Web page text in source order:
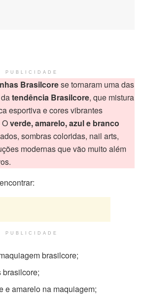
PUBLICIDADE
Brasilcorese tornaram uma das
tendência Brasilcore, que mistura
esportiva e cores vibrantes
verde, amarelo, azul e branco
sombras coloridas, nail arts,
modernas que vão muito além
PUBLICIDADE
brasilcore;
brasilcore;
e amarelo na maquiagem;